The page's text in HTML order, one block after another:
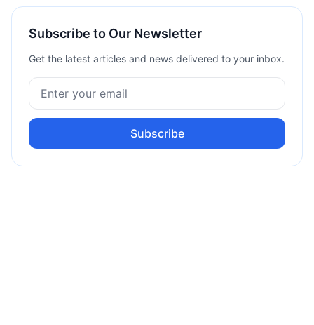
Subscribe to Our Newsletter
Get the latest articles and news delivered to your inbox.
Subscribe